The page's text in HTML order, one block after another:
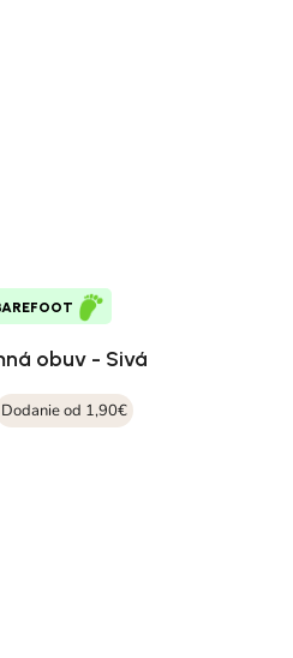
obuv - Sivá
Dodanie od 1,90€